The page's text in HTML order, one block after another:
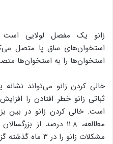
زانو یک مفصل لولایی
استخوان‌های ساق پا متصل
استخوان‌ها را به استخوان‌ها
خالی کردن زانو می‌تواند
ثباتی زانو خطر افتادن را
است. خالی کردن زانو در بین
مشکلات زانو را در ۳ ماه گذشته گزارش کردند.